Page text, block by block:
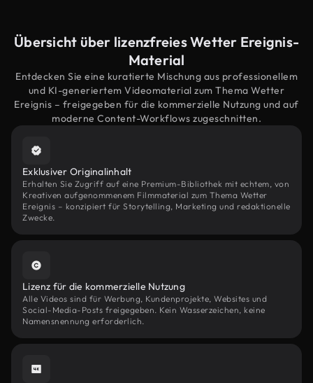
Übersicht über lizenzfreies Wetter Ereignis-
Material
Entdecken Sie eine kuratierte Mischung aus professionellem
und KI-generiertem Videomaterial zum Thema Wetter
Ereignis – freigegeben für die kommerzielle Nutzung und auf
moderne Content-Workflows zugeschnitten.
Exklusiver Originalinhalt
Erhalten Sie Zugriff auf eine Premium-Bibliothek mit echtem, von
Kreativen aufgenommenem Filmmaterial zum Thema Wetter
Ereignis – konzipiert für Storytelling, Marketing und redaktionelle
Zwecke.
Lizenz für die kommerzielle Nutzung
Alle Videos sind für Werbung, Kundenprojekte, Websites und
Social-Media-Posts freigegeben. Kein Wasserzeichen, keine
Namensnennung erforderlich.